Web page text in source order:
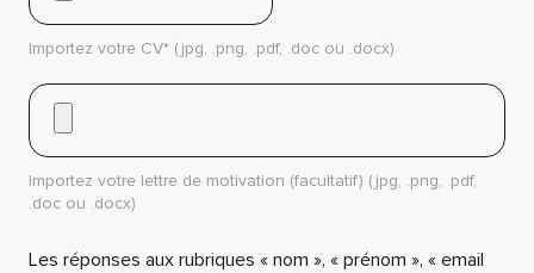
Importez votre CV* (jpg, .png, .pdf, .doc ou .docx)
Importez votre lettre de motivation (facultatif) (jpg, .png, .pdf,
.doc ou .docx)
Les réponses aux rubriques « nom », « prénom », « email